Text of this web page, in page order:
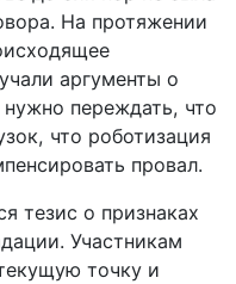
На протяжении
аргументы о
переждать, что
что роботизация
провал.
тезис о признаках
Участникам
точку и